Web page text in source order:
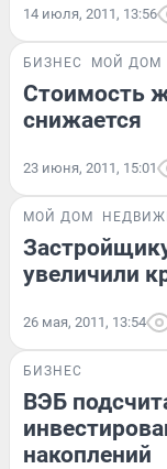
14 июля, 2011, 13:56
БИЗНЕС МОЙ ДОМ
Стоимость
снижается
23 июня, 2011, 15:01
МОЙ ДОМ
увеличили
26 мая, 2011, 13:54
БИЗНЕС
ВЭБ
накоплений